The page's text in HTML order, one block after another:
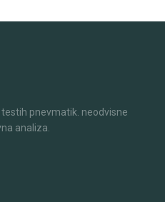
pnevmatik. neodvisne
analiza.